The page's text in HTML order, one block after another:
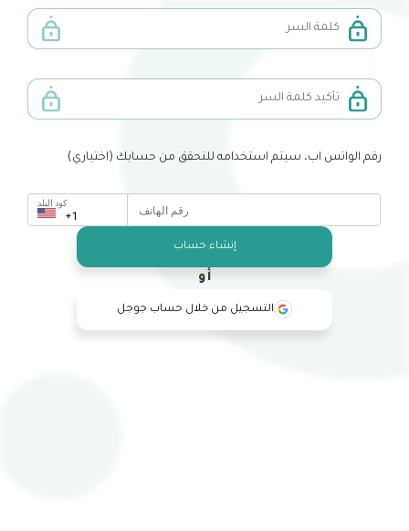
رقم الواتس اب، سيتم استخدامه للتحقق من حسابك (اختياري)
كود البلد
إنشاء حساب
أو
التسجيل من خلال حساب جوجل